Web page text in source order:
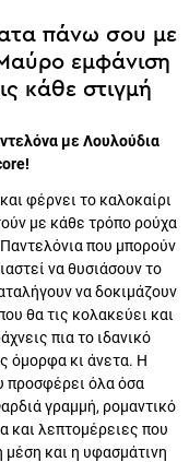
πάνω σου με
εμφάνιση
κάθε στιγμή
με Λουλούδια
το καλοκαίρι στο
κάθε τρόπο ρούχα που
που μπορούν να
να θυσιάσουν το στιλ
να δοκιμάζουν ξανά
κολακεύει και θα τις
παντελόνι που θα
με Λουλούδια
στιλ, άνεση,
floral print, ανάλαφρο
κάνουν τη διαφορά. Η
εξασφαλίζουν τέλεια